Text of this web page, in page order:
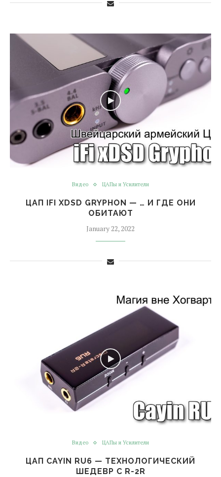
Видео ЦАПы и Усилители
ЦАП IFI XDSD GRYPHON — … И ГДЕ ОНИ
ОБИТАЮТ
January 22, 2022
Видео ЦАПы и Усилители
ЦАП CAYIN RU6 — ТЕХНОЛОГИЧЕСКИЙ
ШЕДЕВР С R-2R